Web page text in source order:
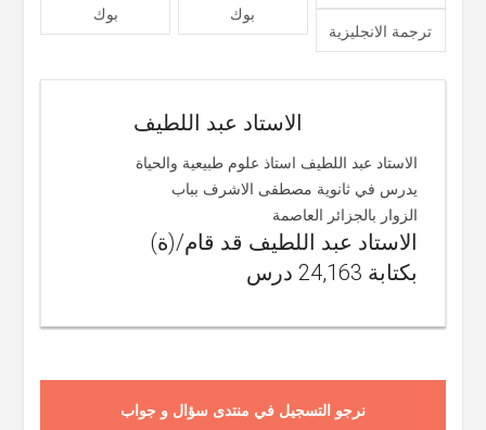
بوك
بوك
ترجمة الانجليزية
الاستاد عبد اللطيف
الاستاد عبد اللطيف استاذ علوم طبيعية والحياة
يدرس في ثانوية مصطفى الاشرف بباب
الزوار بالجزائر العاصمة
الاستاد عبد اللطيف قد قام/(ة)
بكتابة 24,163 درس
نرجو التسجيل في منتدى سؤال و جواب